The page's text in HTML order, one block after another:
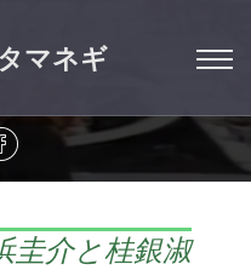
マネギ
圭介と桂銀淑